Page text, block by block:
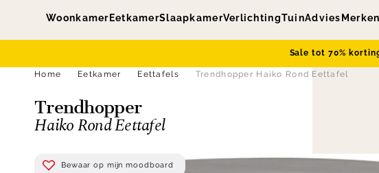
Woonkamer EetkamerSlaapkamerVerlichtingTuinAdvies
Sale tot 70%
Home
Eetkamer Eettafels Trendhopper Haiko Rond Eettafel
Trendhopper
Haiko Rond Eettafel
Bewaar op mijn moodboard